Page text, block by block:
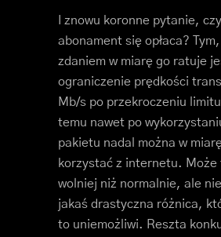
I znowu koronne pytanie,
abonament się opłaca?
zdaniem w miarę go ratuje
ograniczenie prędkości
Mb/s po przekroczeniu
temu nawet po
pakietu nadal można w
korzystać z internetu. Może
wolniej niż normalnie, ale
jakaś drastyczna różnica,
to uniemożliwi. Reszta